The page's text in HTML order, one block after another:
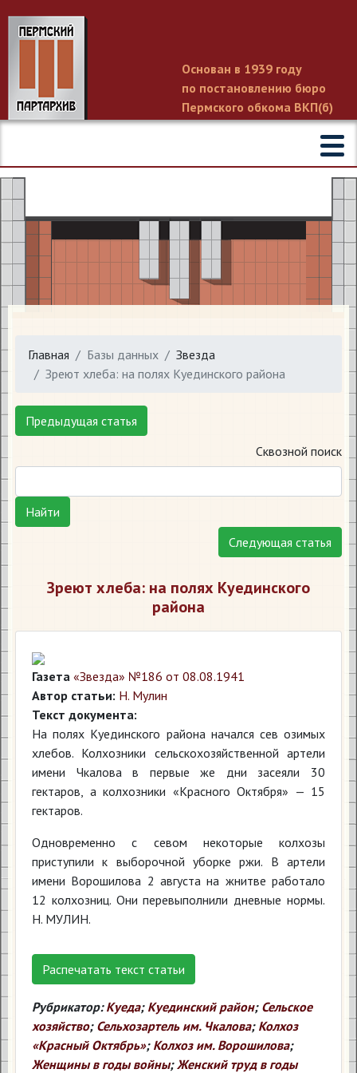
Основан в 1939 году
по постановлению бюро
Пермского обкома ВКП(б)
Главная Базы данных
Звезда
Зреют хлеба: на полях Куединского района
Предыдущая статья
Сквозной поиск
Найти
Следующая статья
Зреют хлеба: на полях Куединского
района
Газета «Звезда» №186 от 08.08.1941
Автор статьи: Н. Мулин
Текст документа:
На полях Куединского района начался сев озимых
хлебов. Колхозники сельскохозяйственной артели
имени Чкалова в первые же дни засеяли 30
гектаров, а колхозники «Красного Октября» — 15
гектаров.
Одновременно с севом некоторые колхозы
приступили к выборочной уборке ржи. В артели
имени Ворошилова 2 августа на жнитве работало
12 колхозниц. Они перевыполнили дневные нормы.
Н. МУЛИН.
Распечатать текст статьи
Рубрикатор: Куеда; Куединский район; Сельское
хозяйство; Сельхозартель им. Чкалова; Колхоз
«Красный Октябрь»; Колхоз им. Ворошилова;
Женщины в годы войны;Женский труд в годы